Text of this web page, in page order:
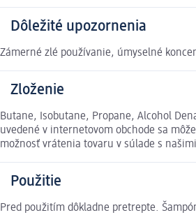
Dôležité upozornenia
Zámerné zlé používanie, úmyselné
Zloženie
Butane, Isobutane, Propane, Alcohol
uvedené v internetovom obchode sa
možnosť vrátenia tovaru v súlade s
Použitie
Pred použitím dôkladne pretrepte.